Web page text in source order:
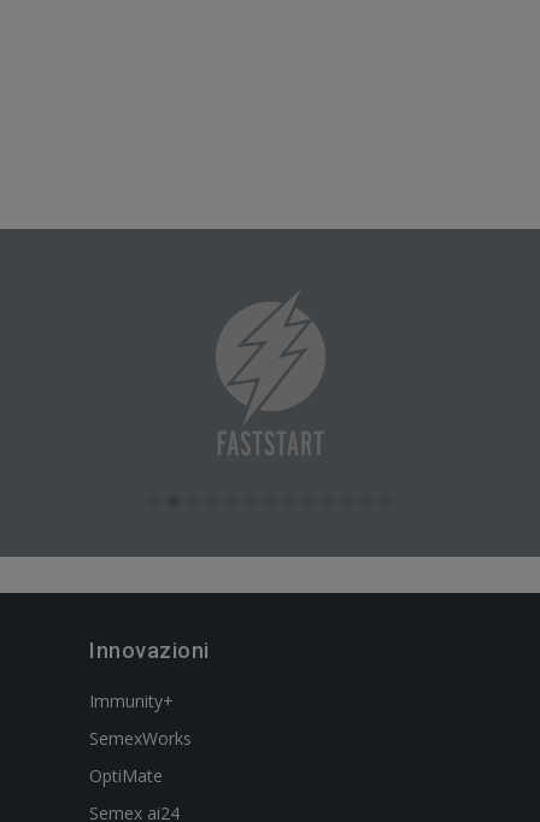
Innovazioni
Immunity+
SemexWorks
OptiMate
Semex ai24